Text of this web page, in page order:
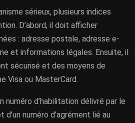
sérieux, plusieurs indices
D’abord, il doit afficher
: adresse postale, adresse e-
et informations légales. Ensuite, il
sécurisé et des moyens de
Visa ou MasterCard.
numéro d’habilitation délivré par le
numéro d’agrément lié au